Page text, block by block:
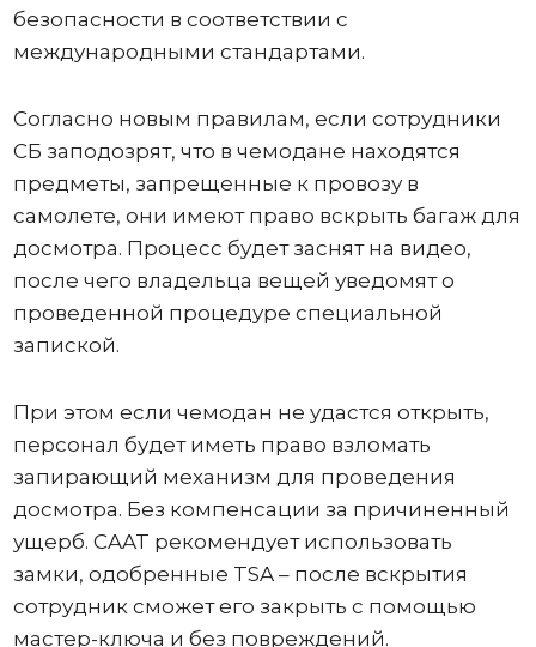
безопасности в соответствии с
международными стандартами.
Согласно новым правилам, если сотрудники
СБ заподозрят, что в чемодане ​​находятся
предметы, запрещенные к провозу в
самолете, они имеют право вскрыть багаж для
досмотра. Процесс будет заснят на видео,
после чего владельца вещей уведомят о
проведенной процедуре специальной
запиской.
При этом если чемодан не удастся открыть,
персонал будет иметь право взломать
запирающий механизм для проведения
досмотра. Без компенсации за причиненный
ущерб. CAAT рекомендует использовать
замки, одобренные TSA – после вскрытия
сотрудник сможет его закрыть с помощью
мастер-ключа и без повреждений.